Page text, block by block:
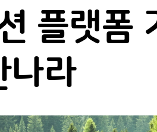
플랫폼
나라